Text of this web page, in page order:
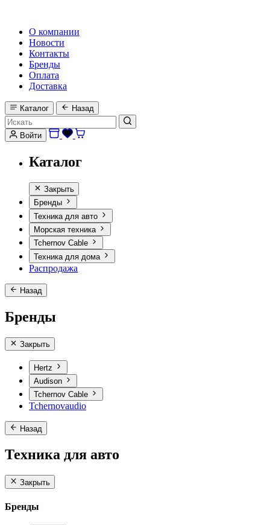
О компании
Новости
Контакты
Бренды
Оплата
Доставка
Каталог Назад
Войти
Каталог
Закрыть
Бренды
Техника для авто
Морская техника
Tchernov Cable
Техника для дома
Распродажа
Назад
Бренды
Закрыть
Hertz
Audison
Tchernov Cable
Tchernovaudio
Назад
Техника для авто
Закрыть
Бренды